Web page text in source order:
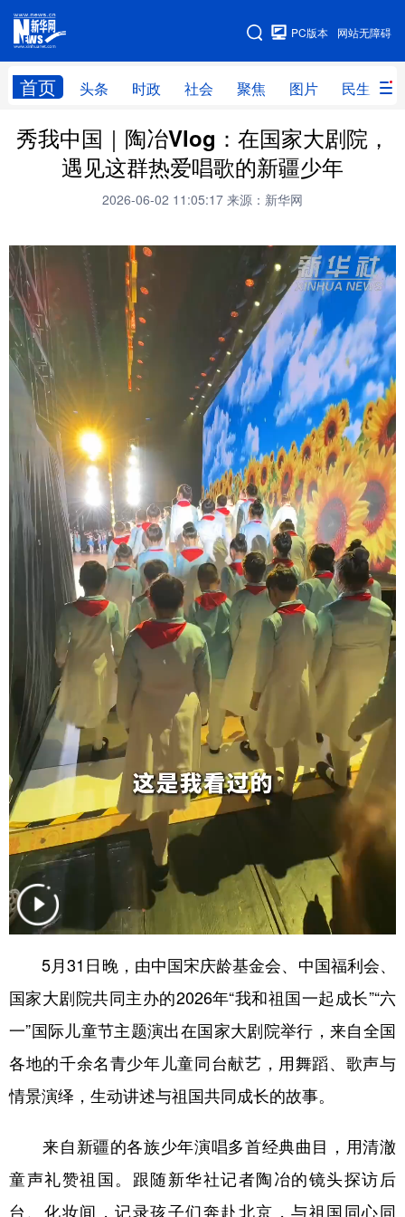
网站无障碍
PC版本
首页 头条 时政 社会 聚焦 图片 民生
网站地图
头条 时政 社会 聚焦
图片 民生 访谈 经济
服务
云游新疆 云端悦读 云看书画 光影新疆
人事频道 融媒体联播 廉政频道 新华视角看新疆
地方频道
北京 河北 山西
辽宁 上海 江苏
浙江 福建 江西
山东 河南 湖北 湖南
广东 广西 海南 重庆
四川 贵州 云南 西藏
甘肃 青海 宁夏
新疆 内蒙古 黑龙江
多语种频道
English Español Français عربى
Русский язык 日本語 한국어
Deutsch Português
秀我中国｜陶冶Vlog：在国家大剧院，
遇见这群热爱唱歌的新疆少年
2026-06-02 11:05:17 来源：新华网
5月31日晚，由中国宋庆龄基金会、中国福利会、
国家大剧院共同主办的2026年“我和祖国一起成长”“六
一”国际儿童节主题演出在国家大剧院举行，来自全国
各地的千余名青少年儿童同台献艺，用舞蹈、歌声与
情景演绎，生动讲述与祖国共同成长的故事。
来自新疆的各族少年演唱多首经典曲目，用清澈
童声礼赞祖国。跟随新华社记者陶冶的镜头探访后
台、化妆间，记录孩子们奔赴北京，与祖国同心同